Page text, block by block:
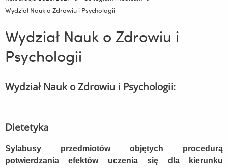
Wydział Nauk o Zdrowiu i Psychologii
Wydział Nauk o Zdrowiu i
Psychologii
Wydział Nauk o Zdrowiu i Psychologii:
Dietetyka
Sylabusy przedmiotów objętych procedurą
potwierdzania efektów uczenia się dla kierunku